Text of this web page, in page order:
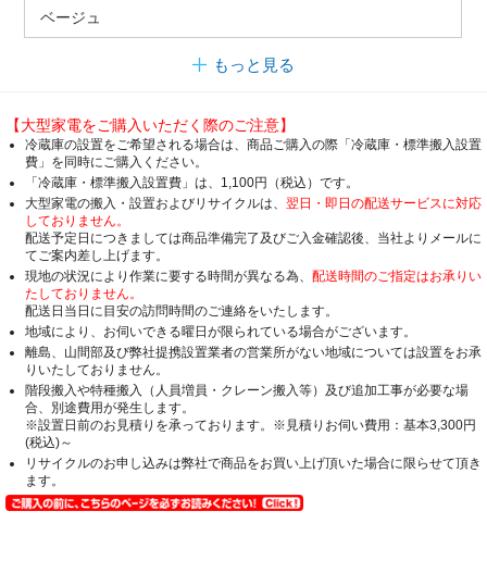
ベージュ
もっと見る
【大型家電をご購入いただく際のご注意】
冷蔵庫の設置をご希望される場合は、商品ご購入の際「冷蔵庫・標準搬入設置
費」を同時にご購入ください。
「冷蔵庫・標準搬入設置費」は、1,100円（税込）です。
大型家電の搬入・設置およびリサイクルは、 翌日・即日の配送サービスに対応
しておりません。
配送予定日につきましては商品準備完了及びご入金確認後、当社よりメールに
てご案内差し上げます。
現地の状況により作業に要する時間が異なる為、 配送時間のご指定はお承りい
たしておりません。
配送日当日に目安の訪問時間のご連絡をいたします。
地域により、お伺いできる曜日が限られている場合がございます。
離島、山間部及び弊社提携設置業者の営業所がない地域については設置をお承
りいたしておりません。
階段搬入や特種搬入（人員増員・クレーン搬入等）及び追加工事が必要な場
合、別途費用が発生します。
※設置日前のお見積りを承っております。※見積りお伺い費用：基本3,300円
(税込)～
リサイクルのお申し込みは弊社で商品をお買い上げ頂いた場合に限らせて頂き
ます。